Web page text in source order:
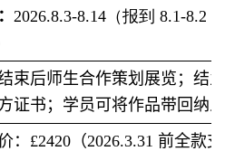
2026.8.3-8.14（报到 8.1-8.2
束后师生合作策划展览；结
证书；学员可将作品带回纳
：£2420（2026.3.31 前全款